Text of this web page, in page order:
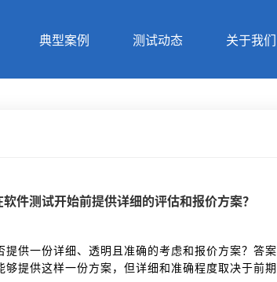
典型案例 测试动态 关于我们
件测试开始前提供详细的评估和报价方案？
供一份详细、透明且准确的考虑和报价方案？答案
提供这样一份方案，但详细和准确程度取决于前期